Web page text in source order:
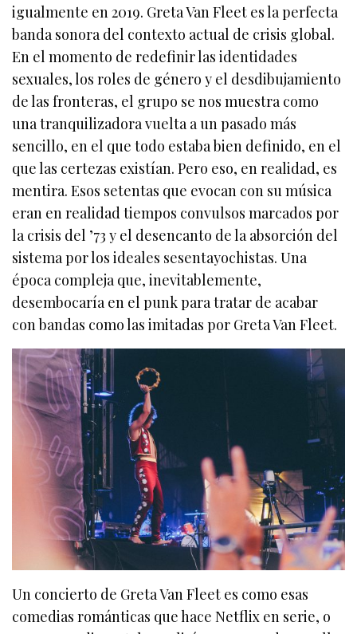
igualmente en 2019. Greta Van Fleet es la perfecta
banda sonora del contexto actual de crisis global.
En el momento de redefinir las identidades
sexuales, los roles de género y el desdibujamiento
de las fronteras, el grupo se nos muestra como
una tranquilizadora vuelta a un pasado más
sencillo, en el que todo estaba bien definido, en el
que las certezas existían. Pero eso, en realidad, es
mentira. Esos setentas que evocan con su música
eran en realidad tiempos convulsos marcados por
la crisis del ’73 y el desencanto de la absorción del
sistema por los ideales sesentayochistas. Una
época compleja que, inevitablemente,
desembocaría en el punk para tratar de acabar
con bandas como las imitadas por Greta Van Fleet.
Un concierto de Greta Van Fleet es como esas
comedias románticas que hace Netflix en serie, o